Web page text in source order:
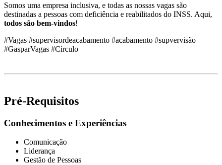
Somos uma empresa inclusiva, e todas as nossas vagas são
destinadas a pessoas com deficiência e reabilitados do INSS. Aqui,
todos são bem-vindos!
#Vagas #supervisordeacabamento #acabamento #supvervisão
#GasparVagas #Círculo
Pré-Requisitos
Conhecimentos e Experiências
Comunicação
Liderança
Gestão de Pessoas